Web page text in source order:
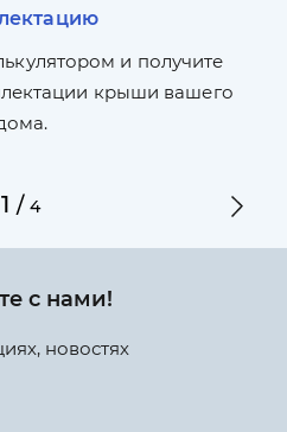
и получите
крыши вашего
1 /4
с нами!
новостях